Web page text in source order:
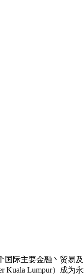
际主要金融丶贸易
Lumpur）成为